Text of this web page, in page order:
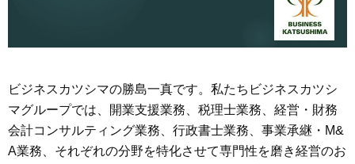
ビジネスカツシマの勝島一真です。私たちビジネスカツシ
マグループでは、開業支援業務、税理士業務、経営・財務
会計コンサルティング業務、行政書士業務、事業承継・M&
A業務、それぞれの分野を特化させて専門性を磨き経営のお